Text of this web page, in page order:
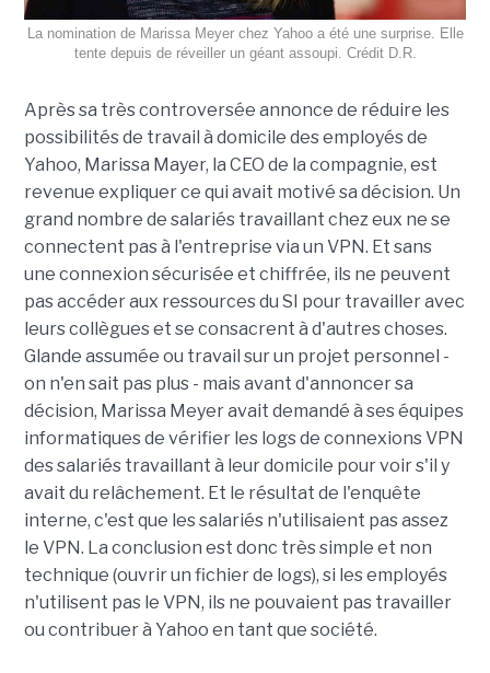
La nomination de Marissa Meyer chez Yahoo a été une surprise. Elle
tente depuis de réveiller un géant assoupi. Crédit D.R.
Après sa très controversée annonce de réduire les
possibilités de travail à domicile des employés de
Yahoo, Marissa Mayer, la CEO de la compagnie, est
revenue expliquer ce qui avait motivé sa décision. Un
grand nombre de salariés travaillant chez eux ne se
connectent pas à l'entreprise via un VPN. Et sans
une connexion sécurisée et chiffrée, ils ne peuvent
pas accéder aux ressources du SI pour travailler avec
leurs collègues et se consacrent à d'autres choses.
Glande assumée ou travail sur un projet personnel -
on n'en sait pas plus - mais avant d'annoncer sa
décision, Marissa Meyer avait demandé à ses équipes
informatiques de vérifier les logs de connexions VPN
des salariés travaillant à leur domicile pour voir s'il y
avait du relâchement. Et le résultat de l'enquête
interne, c'est que les salariés n'utilisaient pas assez
le VPN. La conclusion est donc très simple et non
technique (ouvrir un fichier de logs), si les employés
n'utilisent pas le VPN, ils ne pouvaient pas travailler
ou contribuer à Yahoo en tant que société.